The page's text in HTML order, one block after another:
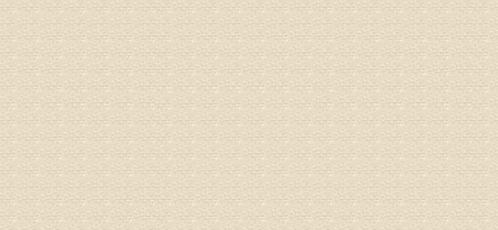
姓名：
病情描
痛，其
专家回
你好，
底康复
姓名